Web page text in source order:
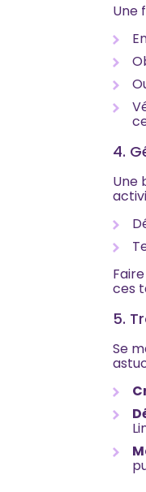
Une
4.
Une
ces
5.
Se